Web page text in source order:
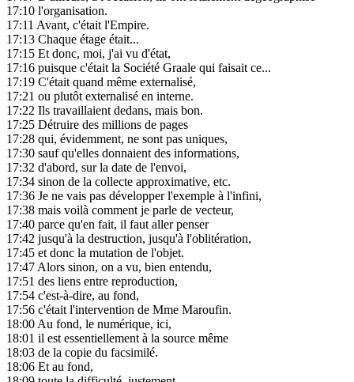
17:10 l'organisation.
17:11 Avant, c'était l'Empire.
17:13 Chaque étage était...
17:15 Et donc, moi, j'ai vu d'état,
17:16 puisque c'était la Société Graale qui faisait ce...
17:19 C'était quand même externalisé,
17:21 ou plutôt externalisé en interne.
17:22 Ils travaillaient dedans, mais bon.
17:25 Détruire des millions de pages
17:28 qui, évidemment, ne sont pas uniques,
17:30 sauf qu'elles donnaient des informations,
17:32 d'abord, sur la date de l'envoi,
17:34 sinon de la collecte approximative, etc.
17:36 Je ne vais pas développer l'exemple à l'infini,
17:38 mais voilà comment je parle de vecteur,
17:40 parce qu'en fait, il faut aller penser
17:42 jusqu'à la destruction, jusqu'à l'oblitération,
17:45 et donc la mutation de l'objet.
17:47Alors sinon, on a vu, bien entendu,
17:51 des liens entre reproduction,
17:54 c'est-à-dire, au fond,
17:56 c'était l'intervention de Mme Maroufin.
18:00Au fond, le numérique, ici,
18:01 il est essentiellement à la source même
18:03 de la copie du facsimilé.
18:06 Et au fond,